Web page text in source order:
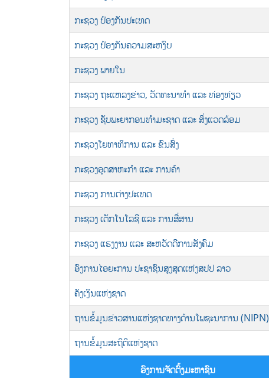
ກະຊວງ ປ້ອງກັນປະເທດ
ກະຊວງ ປ້ອງກັນຄວາມສະຫງົບ
ກະຊວງ ພາຍໃນ
ກະຊວງ ຖະແຫລງຂ່າວ, ວັດທະນາທຳ ແລະ ທ່ອງທ່ຽວ
ກະຊວງ ຊັບພະຍາກອນທຳມະຊາດ ແລະ ສິ່ງແວດລ້ອມ
ກະຊວງໂຍທາທິການ ແລະ ຂົນສົ່ງ
ກະຊວງອຸດສາຫະກຳ ແລະ ການຄ້າ
ກະຊວງ ການຕ່າງປະເທດ
ກະຊວງ ເຕັກໂນໂລຊີ ແລະ ການສື່ສານ
ກະຊວງ ແຮງງານ ແລະ ສະຫວັດດີການສັງຄົມ
ອົງການໄອຍະການ ປະຊາຊົນສູງສຸດແຫ່ງສປປ ລາວ
ຄັງເງິນແຫ່ງຊາດ
ຖານຂໍ້ມູນຂ່າວສານແຫ່ງຊາດທາງດ້ານໂພຊະນາການ (NIPN)
ຖານຂໍ້ມູນສະຖິຕິແຫ່ງຊາດ
ອົງການຈັດຕົ້ງມະຫາຊົນ